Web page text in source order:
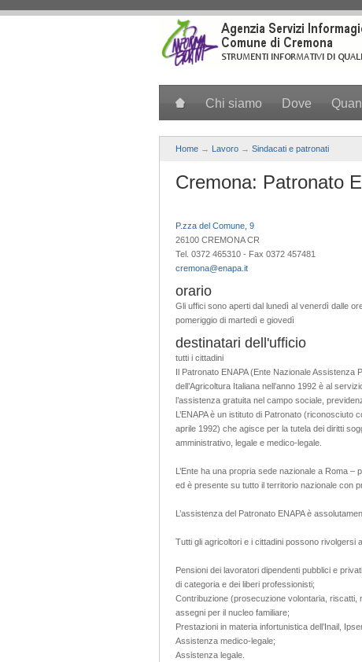
Chi siamo Dove
Home → Lavoro → Sindacati e patronati
Cremona: Patronato
P.zza del Comune, 9
26100 CREMONA CR
Tel. 0372 465310 - Fax 0372 457481
cremona@enapa.it
orario
Gli uffici sono aperti dal lunedì al venerdì dalle
pomeriggio di martedì e giovedì
destinatari dell'ufficio
tutti i cittadini
Il Patronato ENAPA (Ente Nazionale Assistenza
dell’Agricoltura Italiana nell’anno 1992 è al
l’assistenza gratuita nel campo sociale,
L’ENAPA è un istituto di Patronato
aprile 1992) che agisce per la tutela dei diritti
amministrativo, legale e medico-legale.
L’Ente ha una propria sede nazionale a Roma
ed è presente su tutto il territorio nazionale con
L’assistenza del Patronato ENAPA è
Tutti gli agricoltori e i cittadini possono rivolgersi
Pensioni dei lavoratori dipendenti pubblici e
di categoria e dei liberi professionisti;
Contribuzione (prosecuzione volontaria, riscatti,
assegni per il nucleo familiare;
Prestazioni in materia infortunistica dell’Inail,
Assistenza medico-legale;
Assistenza legale.